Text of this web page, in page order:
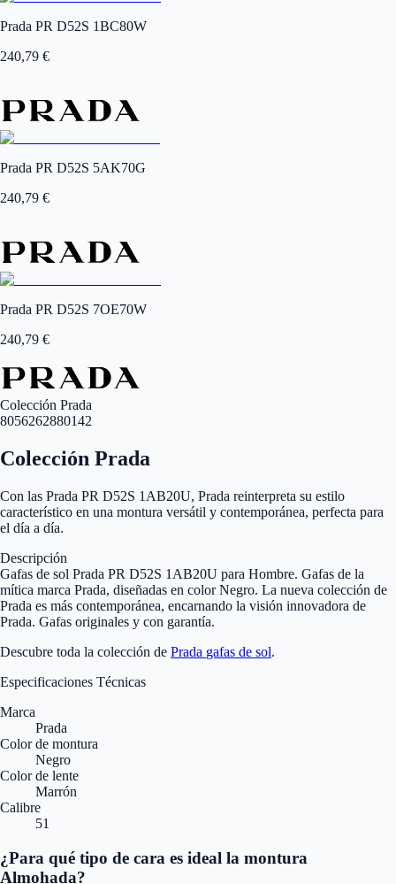
Prada PR D52S 1BC80W
240,79 €
Prada PR D52S 5AK70G
240,79 €
Prada PR D52S 7OE70W
240,79 €
Colección Prada
8056262880142
Colección Prada
Con las Prada PR D52S 1AB20U, Prada reinterpreta su estilo
característico en una montura versátil y contemporánea, perfecta para
el día a día.
Descripción
Gafas de sol Prada PR D52S 1AB20U para Hombre. Gafas de la
mítica marca Prada, diseñadas en color Negro. La nueva colección de
Prada es más contemporánea, encarnando la visión innovadora de
Prada. Gafas originales y con garantía.
Descubre toda la colección de Prada gafas de sol.
Especificaciones Técnicas
Marca
Prada
Color de montura
Negro
Color de lente
Marrón
Calibre
51
¿Para qué tipo de cara es ideal la montura
Almohada?